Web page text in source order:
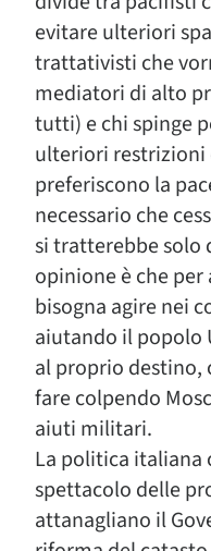
evitare ulteriori
trattativisti che
mediatori di alto
tutti) e chi spinge
ulteriori
preferiscono la
necessario che
si tratterebbe solo
opinione è che
bisogna agire nei
aiutando il popolo
al proprio destino,
fare colpendo
aiuti militari.
La politica italiana
spettacolo delle
attanagliano il